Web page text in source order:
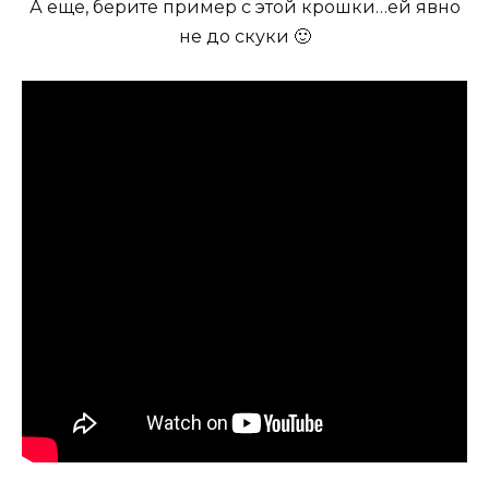
А еще, берите пример с этой крошки…ей явно
не до скуки 🙂